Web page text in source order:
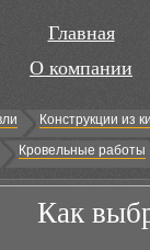
Главная
О компании
Конструкции из
Кровельные работы
Как